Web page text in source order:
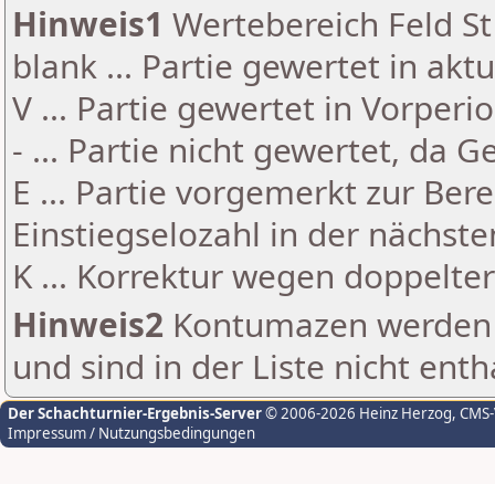
Hinweis1 Wertebereich Feld
blank ... Partie gewertet in
V ... Partie gewertet in
- ... Partie nicht gewertet, da
E ... Partie vorgemerkt zur
Einstiegselozahl in der
K ... Korrektur wegen
Hinweis2 Kontumazen
und sind in der Liste nicht
Der Schachturnier-Ergebnis-Server© 2006-2026 Heinz Herzog,
Impressum / Nutzungsbedingungen